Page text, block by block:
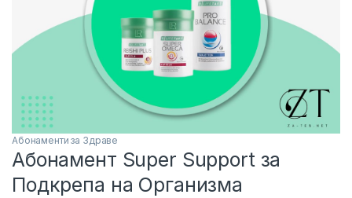
Абонаменти за Здраве
Абонамент Super Support за
Подкрепа на Организма